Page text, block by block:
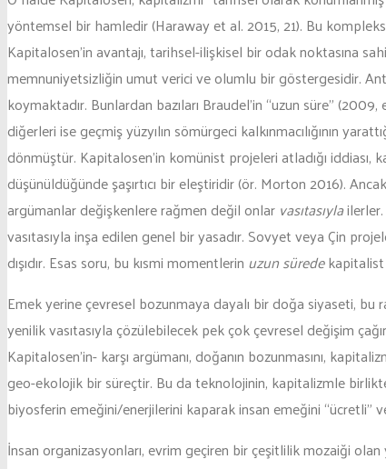
yöntemsel bir hamledir (Haraway et al. 2015, 21). Bu
Kapitalosen’in avantajı, tarihsel-ilişkisel bir odak noktasına
memnuniyetsizliğin umut verici ve olumlu bir göstergesidir.
koymaktadır. Bunlardan bazıları Braudel’in “uzun süre”
diğerleri ise geçmiş yüzyılın sömürgeci kalkınmacılığının
dönmüştür. Kapitalosen’in komünist projeleri atladığı
düşünüldüğünde şaşırtıcı bir eleştiridir (ör. Morton 2016).
argümanlar değişkenlere rağmen değil onlar vasıtasıylailerler.
vasıtasıyla inşa edilen genel bir yasadır. Sovyet veya Çin
dışıdır. Esas soru, bu kısmi momentlerin uzun süredekapitalist
Emek yerine çevresel bozunmaya dayalı bir doğa siyaseti, bu
yenilik vasıtasıyla çözülebilecek pek çok çevresel değişim
Kapitalosen’in- karşı argümanı, doğanın bozunmasını,
geo-ekolojik bir süreçtir. Bu da teknolojinin, kapitalizmle
biyosferin emeğini/enerjilerini kaparak insan emeğini
İnsan organizasyonları, evrim geçiren bir çeşitlilik mozaiği